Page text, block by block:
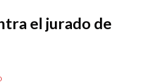
el jurado de